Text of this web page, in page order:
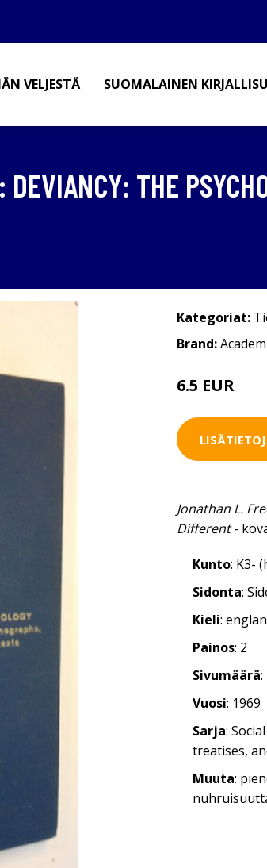
VELJESTÄ SUOMALAINEN
THE
Kategoriat:
Brand:
6.5 EUR
Jonathan L.
Different-
Kunto: K3-
Sidonta:
Kieli:
Painos: 2
Sivumäärä:
Vuosi: 1969
Sarja:
treatises,
Muuta: